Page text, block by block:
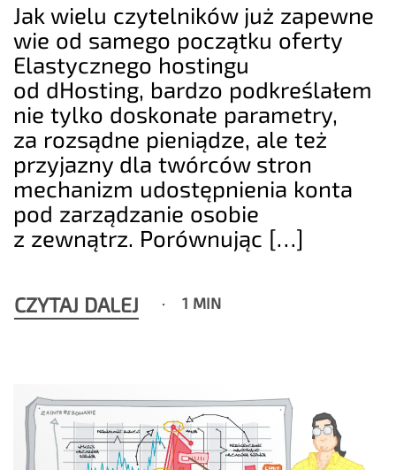
Jak wielu czytelników już zapewne
wie od samego początku oferty
Elastycznego hostingu
od dHosting, bardzo podkreślałem
nie tylko doskonałe parametry,
za rozsądne pieniądze, ale też
przyjazny dla twórców stron
mechanizm udostępnienia konta
pod zarządzanie osobie
z zewnątrz. Porównując […]
CZYTAJ DALEJ 1 MIN